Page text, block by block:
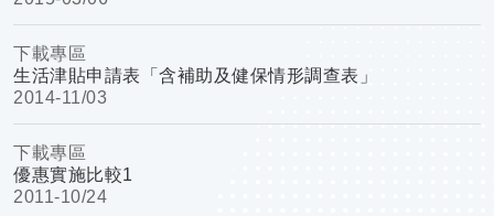
下載專區
生活津貼申請表「含補助及健保情形調查表」
2014-11/03
下載專區
優惠實施比較1
2011-10/24